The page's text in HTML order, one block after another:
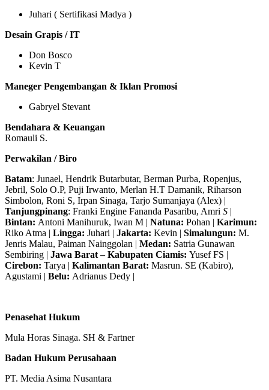
Juhari ( Sertifikasi Madya )
Desain Grapis / IT
Don Bosco
Kevin T
Maneger Pengembangan & Iklan Promosi
Gabryel Stevant
Bendahara & Keuangan
Romauli S.
Perwakilan / Biro
Batam: Junael, Hendrik Butarbutar, Berman Purba, Ropenjus,
Jebril, Solo O.P, Puji Irwanto, Merlan H.T Damanik, Riharson
Simbolon, Roni S, Irpan Sinaga, Tarjo Sumanjaya (Alex) |
Tanjungpinang: Franki Engine Fananda Pasaribu, Amri S |
Bintan: Antoni Manihuruk, Iwan M | Natuna: Pohan | Karimun:
Riko Atma | Lingga: Juhari | Jakarta: Kevin | Simalungun: M.
Jenris Malau, Paiman Nainggolan | Medan: Satria Gunawan
Sembiring | Jawa Barat – Kabupaten Ciamis: Yusef FS |
Cirebon: Tarya | Kalimantan Barat: Masrun. SE (Kabiro),
Agustami | Belu: Adrianus Dedy |
Penasehat Hukum
Mula Horas Sinaga. SH & Fartner
Badan Hukum Perusahaan
PT. Media Asima Nusantara